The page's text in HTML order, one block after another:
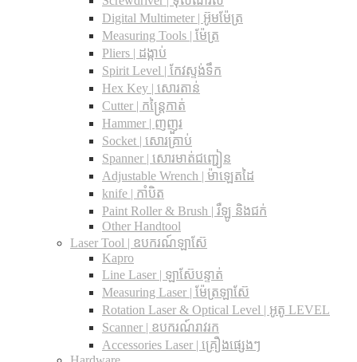
Digital Multimeter | អ៊ូមម៉ែត្រ
Measuring Tools | ម៉ែត្រ
Pliers | ដង្កាប់
Spirit Level | កែវស្ទង់ទឹក
Hex Key | សោរតាន់
Cutter | កន្រ្តៃកាត់
Hammer | ញញួរ
Socket | សោរគ្រាប់
Spanner |​ សោរមាត់ជញ្ជៀន
Adjustable Wrench |​ ម៉ាឡេតដៃ
knife | កាំបិត
Paint Roller & Brush | រឺឡូ និងជក់
Other Handtool
Laser Tool | ឧបករណ៍ឡាស៊ែ
Kapro
Line Laser | ឡាស៊ែបន្ទាត់
Measuring Laser | ម៉ែត្រឡាស៊ែ
Rotation Laser & Optical Level | អូតូ LEVEL
Scanner | ឧបករណ៍រាវរក
Accessories Laser | គ្រឿងផ្សេងៗ